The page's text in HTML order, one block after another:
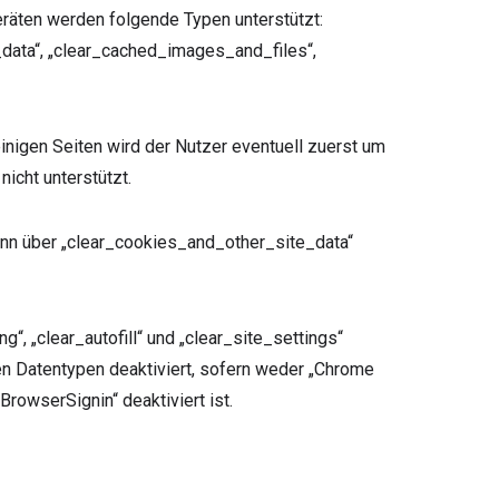
werden folgende Typen unterstützt:
„clear_cached_images_and_files“,
Seiten wird der Nutzer eventuell zuerst um
unterstützt.
über „clear_cookies_and_other_site_data“
„clear_autofill“ und „clear_site_settings“
deaktiviert, sofern weder „Chrome
deaktiviert ist.